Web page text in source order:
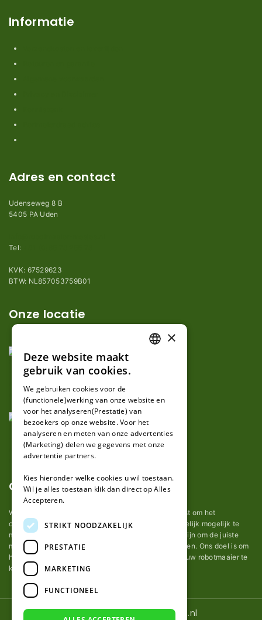
Informatie
Adres en contact
Udenseweg 8 B
5405 PA Uden
Tel:
KVK: 67529623
BTW: NL857053759B01
Onze locatie
Over ons
Wij van robotmaaier-mesjes.nl doen ons uiterste best om het
onderhoud van robot grasmaaier mesjes zo gemakkelijk mogelijk te
maken. Uit ervaring merkten we hoe lastig het kan zijn om de juiste
messen voor een automatische grasmachine te vinden. Ons doel is om
het u makkelijk te maken om de goede mesjes voor uw robotmaaier te
kopen.
© 2026 Robotmaaier-mesjes.nl
GERMAN
×
Deze website maakt
gebruik van cookies.
We gebruiken cookies voor de
(functionele)werking van onze website en
voor het analyseren(Prestatie) van
bezoekers op onze website. Voor het
analyseren en meten van onze advertenties
(Marketing) delen we gegevens met onze
advertentie partners.
Kies hieronder welke cookies u wil toestaan.
Wil je alles toestaan klik dan direct op Alles
Accepteren.
STRIKT NOODZAKELIJK
PRESTATIE
MARKETING
FUNCTIONEEL